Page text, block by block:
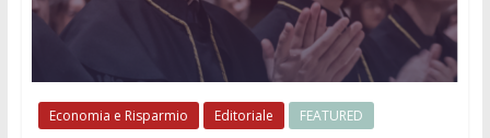
Economia e Risparmio Editoriale FEATURED